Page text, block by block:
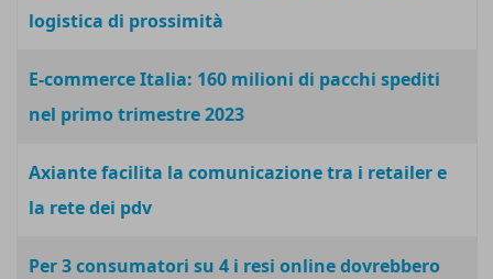
logistica di prossimità
E-commerce Italia: 160 milioni di pacchi spediti
nel primo trimestre 2023
Axiante facilita la comunicazione tra i retailer e
la rete dei pdv
Per 3 consumatori su 4 i resi online dovrebbero